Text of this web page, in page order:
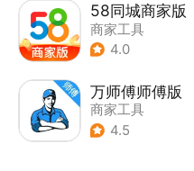
58同城商家版
商家工具
4.0
万师傅师傅版
商家工具
4.5